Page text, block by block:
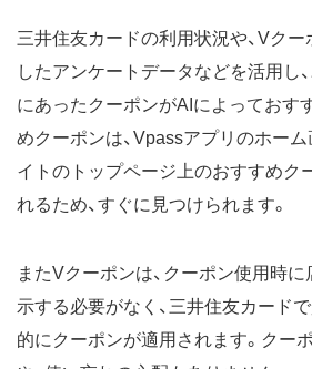
三井住友カードの利用状況や、Vク
したアンケートデータなどを活用し
にあったクーポンがAIによっておす
めクーポンは、Vpassアプリのホー
イトのトップページ上のおすすめク
れるため、すぐに見つけられます。
またVクーポンは、クーポン使用時
示する必要がなく、三井住友カード
的にクーポンが適用されます。クー